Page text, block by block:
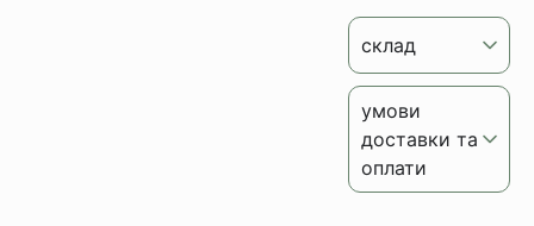
склад
умови
доставки та
оплати